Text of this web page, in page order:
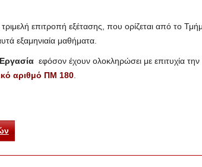
επιτροπή εξέτασης, που ορίζεται από το
εξαμηνιαία μαθήματα.
εφόσον έχουν ολοκληρώσει με επιτυχία την
αριθμό ΠΜ 180.